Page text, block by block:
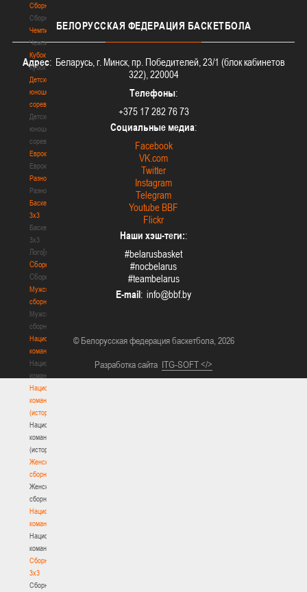
Сборные
Сборные
Чемпионат
Чемпионат
Кубок
Кубок
Детско-
юношеские
соревнования
Детско-
юношеские
соревнования
Еврокубки
Еврокубки
Разное
Разное
Баскетбол
3х3
Баскетбол
3х3
Лого[modid=121]
Сборные
Сборные
Мужские
сборные
Мужские
сборные
Национальная
команда
Национальная
команда
Национальная
команда
(история)
Национальная
команда
(история)
Женские
сборные
Женские
сборные
Национальная
команда
Национальная
команда
Сборные
3х3
Сборные
БЕЛОРУССКАЯ ФЕДЕРАЦИЯ БАСКЕТБОЛА
Адрес: Беларусь, г. Минск, пр. Победителей, 23/1 (блок кабинетов
322), 220004
Телефоны:
+375 17 282 76 73
Социальные медиа:
Facebook
VK.com
Twitter
Instagram
Telegram
Youtube BBF
Flickr
Наши хэш-теги::
#belarusbasket
#nocbelarus
#teambelarus
E-mail:
© Белорусская федерация баскетбола, 2026
Разработка сайта ITG-SOFT </>